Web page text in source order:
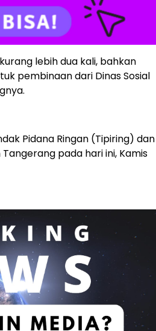
lebih dua kali, bahkan
pembinaan dari Dinas Sosial
Pidana Ringan (Tipiring) dan
pada hari ini, Kamis